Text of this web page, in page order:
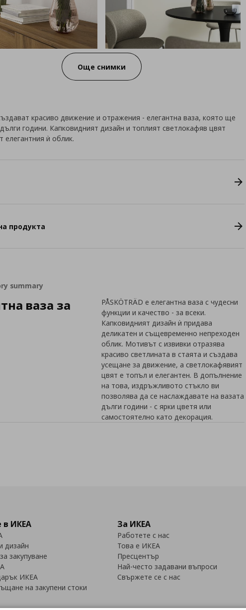
Още снимки
красиво движение и отражения - елегантна ваза, която ще
години. Капковидният дизайн и топлият светлокафяв цвят
елегантния ѝ облик.
продукта
summary
ваза за
PÅSKÖTRÄD е елегантна ваза с чудесни
функции и качество - за всеки.
Капковидният дизайн ѝ придава
деликатен и същевременно непреходен
облик. Мотивът с извивки отразява
красиво светлината в стаята и създава
усещане за движение, а светлокафявият
цвят е топъл и елегантен. В допълнение
на това, издръжливото стъкло ви
позволява да се наслаждавате на вазата
дълги години - с ярки цветя или
самостоятелно като декорация.
в ИКЕА
дизайн
закупуване
ИКЕА
на закупени стоки
За ИКЕА
Работете с нас
Това е ИКЕА
Пресцентър
Най-често задавани въпроси
Свържете се с нас